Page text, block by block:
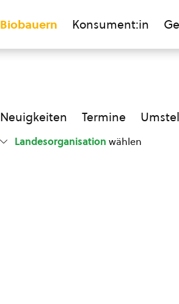
Biobauern Konsument:in
Neuigkeiten Termine
Landesorganisation wählen